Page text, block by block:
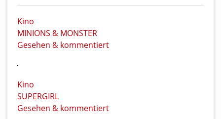
Kino
MINIONS & MONSTER
Gesehen & kommentiert
Kino
SUPERGIRL
Gesehen & kommentiert